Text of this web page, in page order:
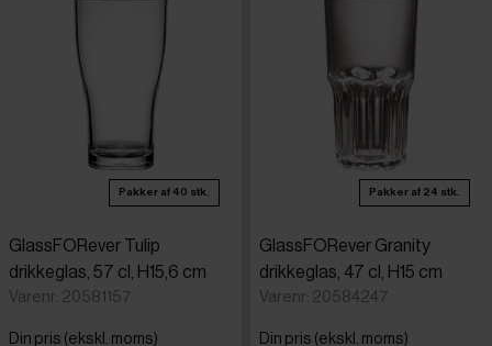
Pakker af 40 stk.
GlassFORever Tulip
drikkeglas, 57 cl, H15,6 cm
Varenr: 20581157
Din pris (ekskl. moms)
Pakker af 24 stk.
GlassFORever Granity
drikkeglas, 47 cl, H15 cm
Varenr: 20584247
Din pris (ekskl. moms)